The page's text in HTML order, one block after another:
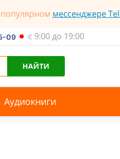
мессенджере
09 с 9:00 до 19:00
НАЙТИ
Аудиокниги